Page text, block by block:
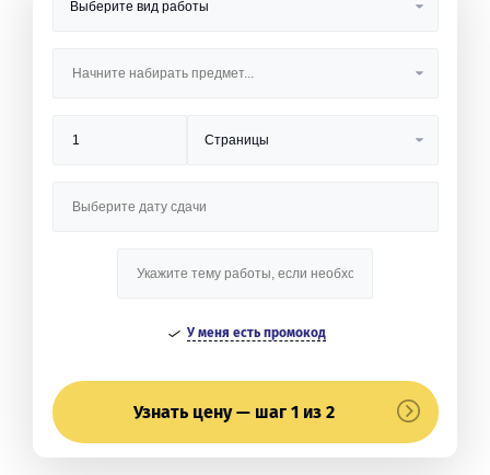
У меня есть промокод
Узнать цену — шаг 1 из 2